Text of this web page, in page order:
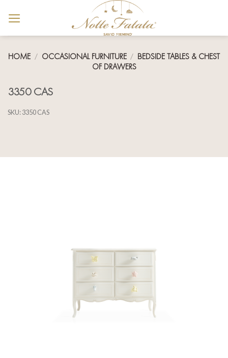
HOME / OCCASIONAL FURNITURE / BEDSIDE TABLES & CHEST
OF DRAWERS
3350 CAS
SKU:3350 CAS